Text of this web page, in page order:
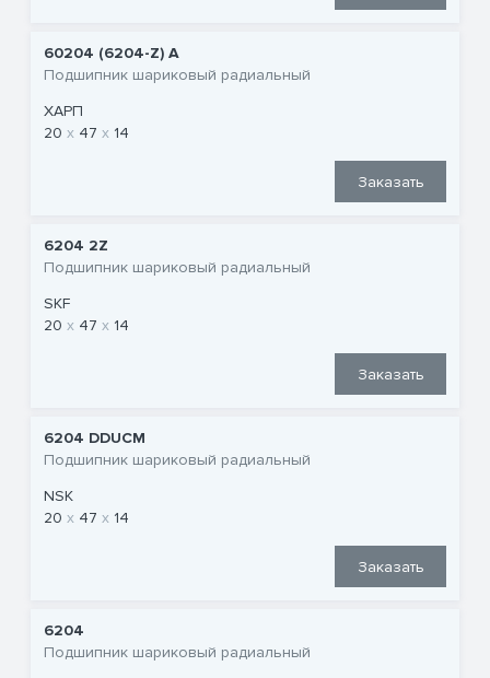
60204 (6204-Z) A
Подшипник шариковый радиальный
ХАРП
20
47 14
Заказать
6204 2Z
Подшипник шариковый радиальный
SKF
20
47 14
Заказать
6204 DDUCM
Подшипник шариковый радиальный
NSK
20
47 14
Заказать
6204
Подшипник шариковый радиальный